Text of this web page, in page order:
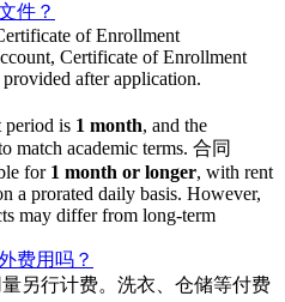
件？
of Enrollment
Certificate of Enrollment
after application.
period is 1 month, and the
match academic terms. 合同
for 1 month or longer, with rent
a prorated daily basis. However,
may differ from long-term
费用吗？
另行计费。洗衣、仓储等付费